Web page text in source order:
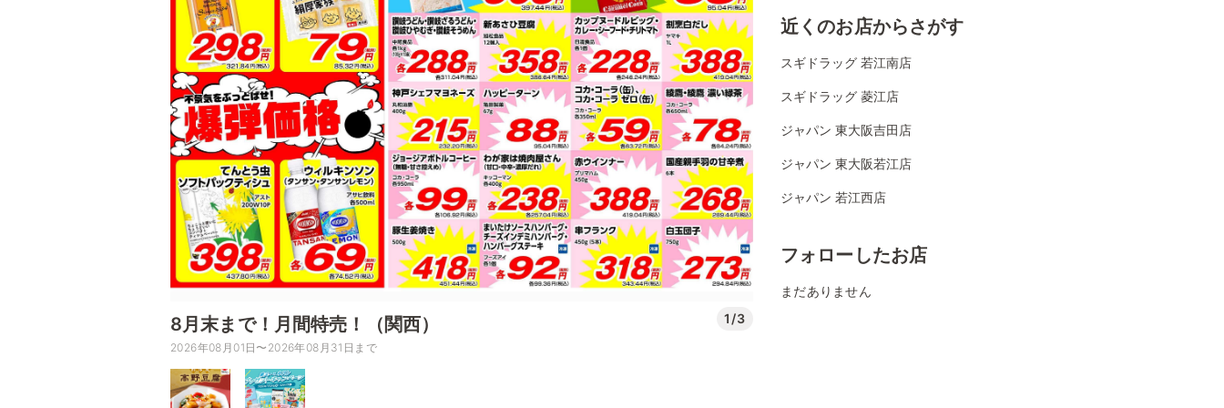
8月末まで！月間特売！（関西） 1/3
2026年08月01日〜2026年08月31日まで
近くのお店からさがす
スギドラッグ 若江南店
スギドラッグ 菱江店
ジャパン 東大阪吉田店
ジャパン 東大阪若江店
ジャパン 若江西店
フォローしたお店
まだありません